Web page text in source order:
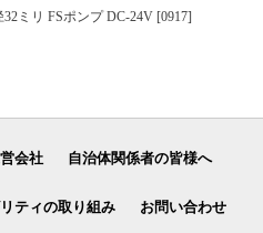
ミリ FSポンプ DC-24V [0917]
会社 自治体関係者の皆様へ
ティの取り組み お問い合わせ